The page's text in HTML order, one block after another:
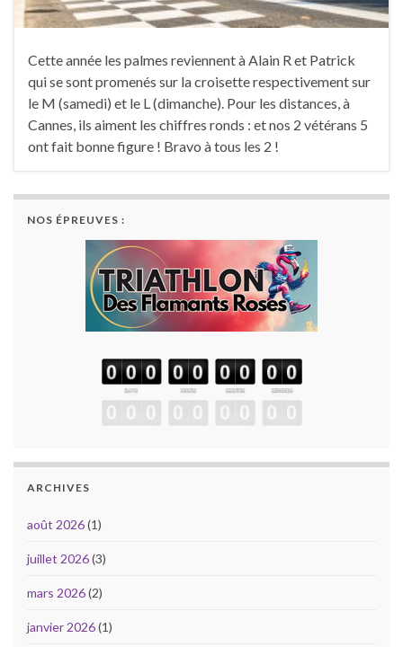
Cette année les palmes reviennent à Alain R et Patrick
qui se sont promenés sur la croisette respectivement sur
le M (samedi) et le L (dimanche). Pour les distances, à
Cannes, ils aiment les chiffres ronds : et nos 2 vétérans 5
ont fait bonne figure ! Bravo à tous les 2 !
NOS ÉPREUVES :
ARCHIVES
août 2026(1)
juillet 2026(3)
mars 2026(2)
janvier 2026(1)